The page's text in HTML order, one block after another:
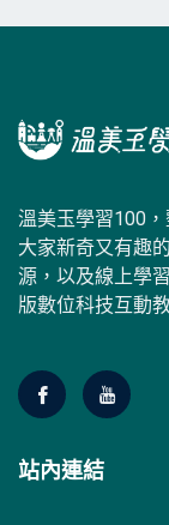
溫美玉學習100
大家新奇又有趣
源，以及線上學
版數位科技互動
站內連結